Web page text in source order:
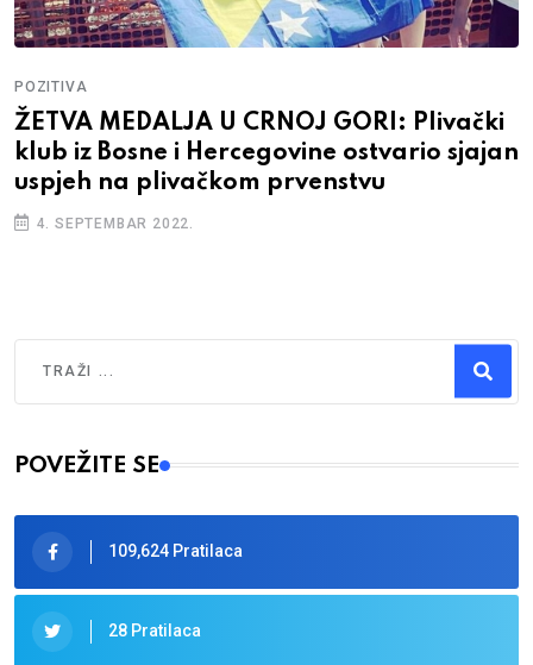
POZITIVA
ŽETVA MEDALJA U CRNOJ GORI: Plivački
klub iz Bosne i Hercegovine ostvario sjajan
uspjeh na plivačkom prvenstvu
4. SEPTEMBAR 2022.
Type 2 or more characters for results.
POVEŽITE SE
109,624 Pratilaca
28 Pratilaca